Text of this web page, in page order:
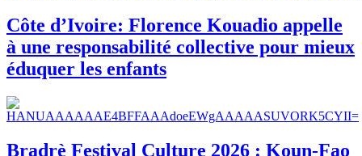
Côte d’Ivoire: Florence Kouadio appelle
à une responsabilité collective pour mieux
éduquer les enfants
Bradrè Festival Culture 2026 : Koun-Fao